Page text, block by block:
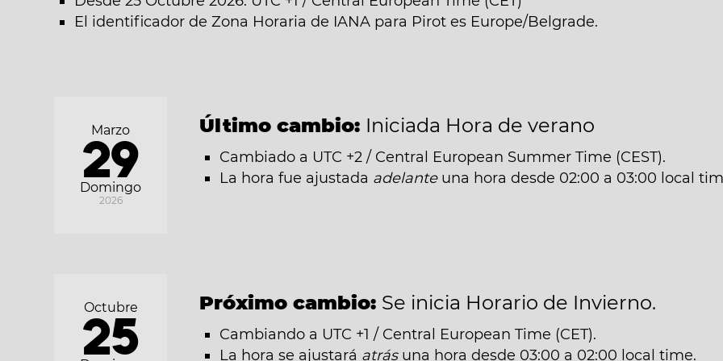
El identificador de Zona Horaria de IANA para Pirot es Europe/Belgrade.
Domingo
Marzo
29
2026
Último cambio: Iniciada Hora de verano
Cambiado a UTC +2 / Central European Summer Time (CEST).
La hora fue ajustada adelanteuna hora desde 02:00 a 03:00 local
Octubre
25
Próximo cambio: Se inicia Horario de Invierno.
Cambiando a UTC +1 / Central European Time (CET).
La hora se ajustará atrásuna hora desde 03:00 a 02:00 local time.